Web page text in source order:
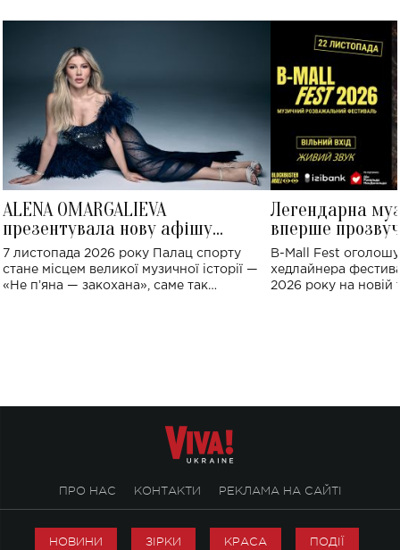
ALENA OMARGALIEVA
презентувала нову афішу
великого концерту в Палаці
спорту
7 листопада 2026 року Палац спорту
стане місцем великої музичної історії —
«Не пʼяна — закохана», саме так
Легендарна
вперше
Україні: де
B-Mall Fest
хедлайнера
2026 року на новій
ПРО НАС КОНТАКТИ РЕКЛАМА НА САЙТІ
НОВИНИ ЗІРКИ КРАСА ПОДІЇ